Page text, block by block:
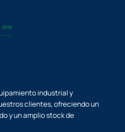
industrial y
clientes, ofreciendo un
y un amplio stock de